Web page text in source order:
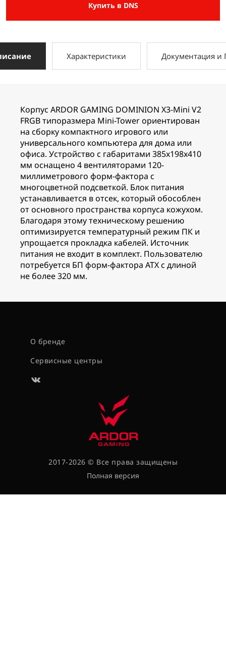
Купить в DNS
Характеристики Документация и
Корпус ARDOR GAMING DOMINION X3-Mini V2
FRGB типоразмера Mini-Tower ориентирован
на сборку компактного игрового или
универсального компьютера для дома или
офиса. Устройство с габаритами 385x198x410
мм оснащено 4 вентиляторами 120-
миллиметрового форм-фактора с
многоцветной подсветкой. Блок питания
устанавливается в отсек, который обособлен
от основного пространства корпуса кожухом.
Благодаря этому техническому решению
оптимизируется температурный режим ПК и
упрощается прокладка кабелей. Источник
питания не входит в комплект. Пользователю
потребуется БП форм-фактора ATX с длиной
не более 320 мм.
О бренде
Сервисные центры
2017-2026 © Все права защищены
Полная версия